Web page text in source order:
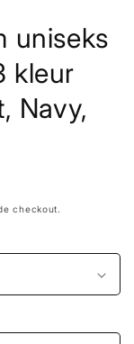
uniseks
kleur
Navy,
checkout.